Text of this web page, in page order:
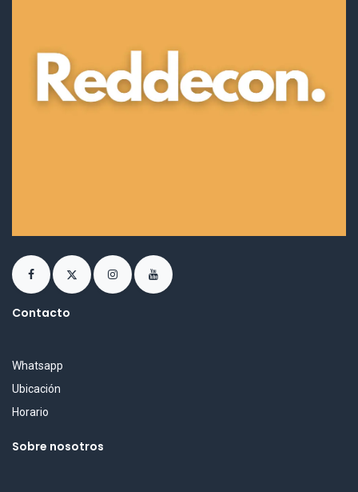
Contacto
Whatsapp
Ubicación
Horario
Sobre nosotros